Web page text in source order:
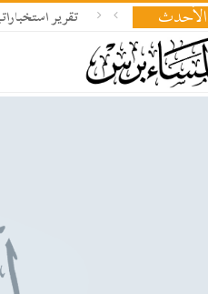
الأحدث تقرير